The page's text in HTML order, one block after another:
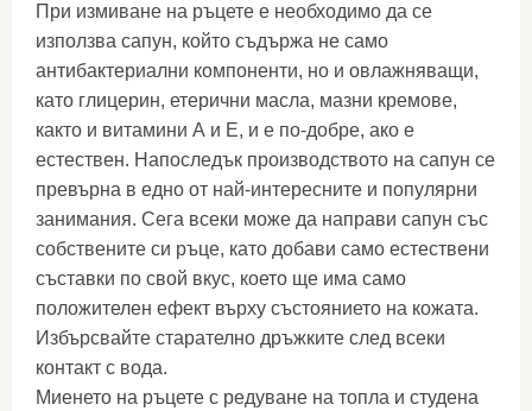
При измиване на ръцете е необходимо да се
използва сапун, който съдържа не само
антибактериални компоненти, но и овлажняващи,
като глицерин, етерични масла, мазни кремове,
както и витамини А и Е, и е по-добре, ако е
естествен. Напоследък производството на сапун се
превърна в едно от най-интересните и популярни
занимания. Сега всеки може да направи сапун със
собствените си ръце, като добави само естествени
съставки по свой вкус, което ще има само
положителен ефект върху състоянието на кожата.
Избърсвайте старателно дръжките след всеки
контакт с вода.
Миенето на ръцете с редуване на топла и студена